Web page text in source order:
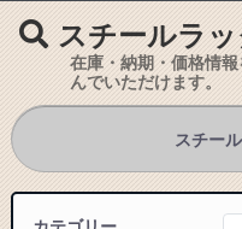
スチールラ
在庫・納期・価格情
んでいただけます。
スチー